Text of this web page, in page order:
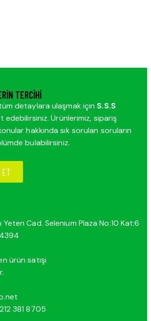
TERCIHI
detaylara ulaşmak için S.S.S
edebilirsiniz. Ürünlerimiz, sipariş
hakkında sık sorulan soruların
bulabilirsiniz.
ET
Yeten Cad. Selenium Plaza No:10 Kat:6
ürün satışı
381 8705